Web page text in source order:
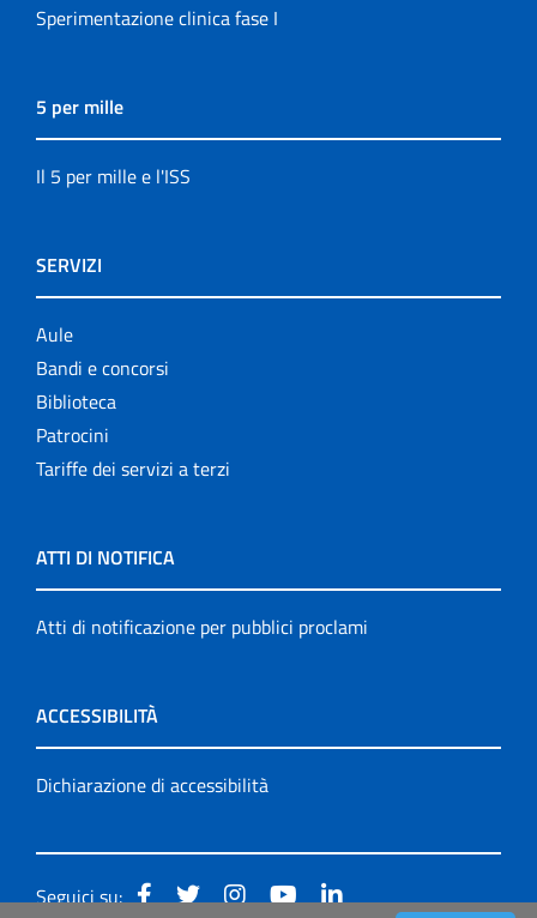
Sperimentazione clinica fase I
5 per mille
Il 5 per mille e l'ISS
SERVIZI
Aule
Bandi e concorsi
Biblioteca
Patrocini
Tariffe dei servizi a terzi
ATTI DI NOTIFICA
Atti di notificazione per pubblici proclami
ACCESSIBILITÀ
Dichiarazione di accessibilità
Seguici su: